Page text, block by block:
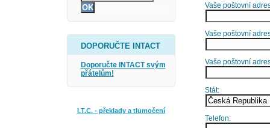
DOPORUČTE INTACT
Doporučte INTACT svým
přátelům!
I.T.C. - překlady a tlumočení
Vaše poštovní
Vaše poštovní
Vaše poštovní
Stát:
Telefon: